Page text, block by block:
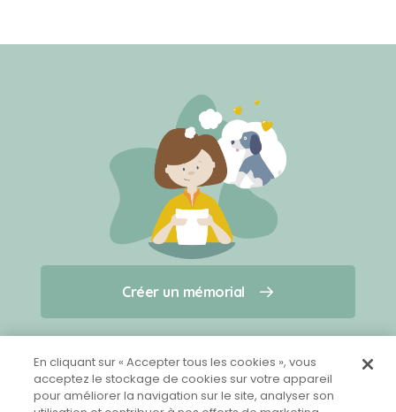
Créer un mémorial
Qui sommes-nous ?
Nous contacter
Créer un mémorial
En cliquant sur « Accepter tous les cookies », vous
acceptez le stockage de cookies sur votre appareil
pour améliorer la navigation sur le site, analyser son